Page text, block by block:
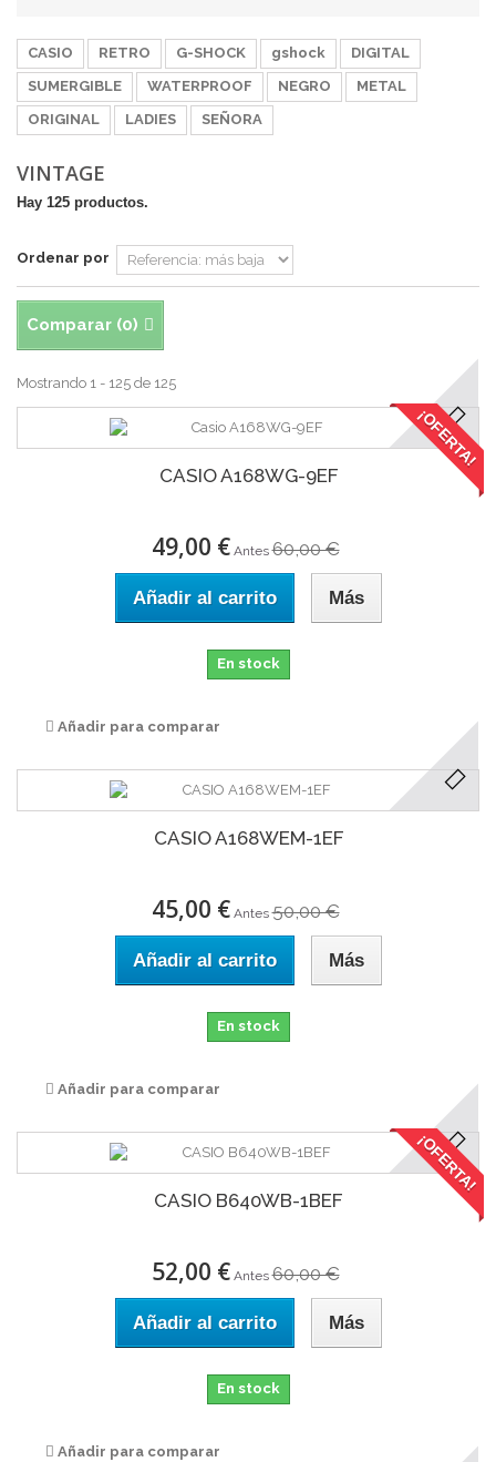
CASIO RETRO G-SHOCK gshock
DIGITAL
SUMERGIBLE
WATERPROOF NEGRO
METAL
ORIGINAL
LADIES SEÑORA
VINTAGE
Hay 125 productos.
Ordenar por
Comparar (0)
Mostrando 1 - 125 de 125
¡OFERTA!
CASIO A168WG-9EF
49,00 € Antes 60,00 €
Añadir al carrito Más
En stock
Añadir para comparar
CASIO A168WEM-1EF
45,00 € Antes 50,00 €
Añadir al carrito Más
En stock
Añadir para comparar
¡OFERTA!
CASIO B640WB-1BEF
52,00 € Antes 60,00 €
Añadir al carrito Más
En stock
Añadir para comparar